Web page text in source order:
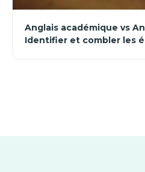
Anglais académique vs
Identifier et combler les